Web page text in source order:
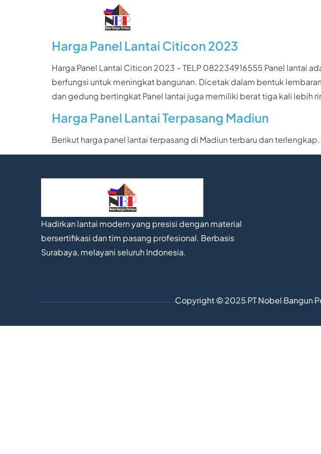
Harga Panel Lantai Citicon 2023
Harga Panel Lantai Citicon 2023 – TELP 082234916555 Panel lantai
berfungsi untuk meningkat bangunan. Dicetak dalam bentuk
dan gedung bertingkat Panel lantai juga memiliki berat tiga kali lebih
Harga Panel Lantai Terpasang Madiun
Berikut harga panel lantai terpasang di Madiun terbaru dan
Hadirkan lantai modern yang presisi dengan material
bersertifikasi dan tim pasang profesional. Berbasis
Surabaya, melayani seluruh Indonesia.
Copyright © 2025 PT Nobel Bangun